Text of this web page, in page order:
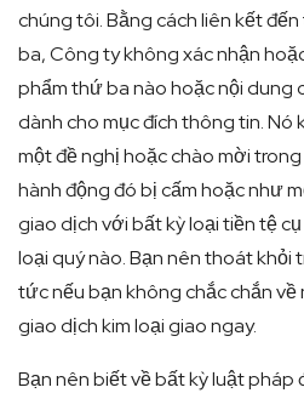
chúng tôi. Bằng cách liên kết
ba, Công ty không xác nhận
phẩm thứ ba nào hoặc nội dung
dành cho mục đích thông tin. Nó
một đề nghị hoặc chào mời
hành động đó bị cấm hoặc như
giao dịch với bất kỳ loại tiền tệ
loại quý nào. Bạn nên thoát khỏi
tức nếu bạn không chắc chắn về
giao dịch kim loại giao ngay.
Bạn nên biết về bất kỳ luật